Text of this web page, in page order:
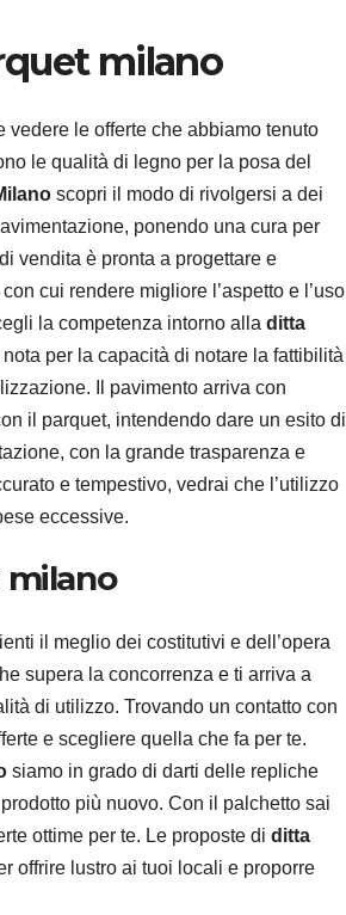
milano
le offerte che abbiamo tenuto
le qualità di legno per la posa del
scopri il modo di rivolgersi a dei
ponendo una cura per
vendita è pronta a progettare e
cui rendere migliore l’aspetto e l’uso
la competenza intorno alla ditta
nota per la capacità di notare la fattibilità
Il pavimento arriva con
il parquet, intendendo dare un esito di
con la grande trasparenza e
e tempestivo, vedrai che l’utilizzo
eccessive.
il meglio dei costitutivi e dell’opera
supera la concorrenza e ti arriva a
di utilizzo. Trovando un contatto con
e scegliere quella che fa per te.
siamo in grado di darti delle repliche
più nuovo. Con il palchetto sai
ottime per te. Le proposte di ditta
offrire lustro ai tuoi locali e proporre